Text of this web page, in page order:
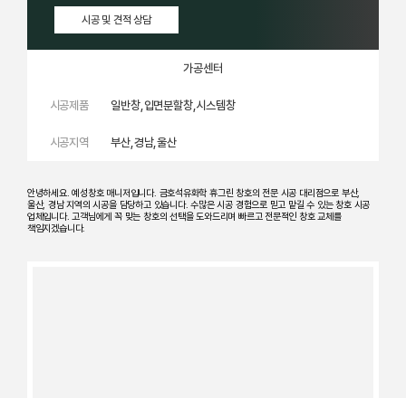
시공 및 견적 상담
가공센터
시공제품 일반창,입면분할창,시스템창
시공지역 부산,경남,울산
안녕하세요. 예성창호 매니저입니다. 금호석유화학 휴그린 창호의 전문 시공 대리점으로 부산,
울산, 경남 지역의 시공을 담당하고 있습니다. 수많은 시공 경험으로 믿고 맡길 수 있는 창호 시공
업체입니다. 고객님에게 꼭 맞는 창호의 선택을 도와드리며 빠르고 전문적인 창호 교체를
책임지겠습니다.